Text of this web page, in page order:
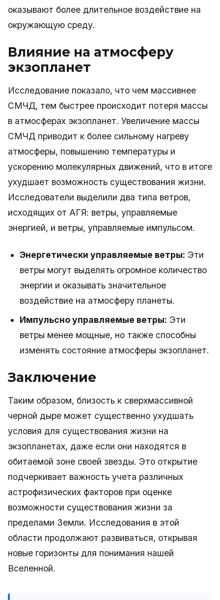
оказывают более длительное воздействие на
окружающую среду.
Влияние на атмосферу
экзопланет
Исследование показало, что чем массивнее
СМЧД, тем быстрее происходит потеря массы
в атмосферах экзопланет. Увеличение массы
СМЧД приводит к более сильному нагреву
атмосферы, повышению температуры и
ускорению молекулярных движений, что в итоге
ухудшает возможность существования жизни.
Исследователи выделили два типа ветров,
исходящих от АГЯ: ветры, управляемые
энергией, и ветры, управляемые импульсом.
Энергетически управляемые ветры: Эти
ветры могут выделять огромное количество
энергии и оказывать значительное
воздействие на атмосферу планеты.
Импульсно управляемые ветры: Эти
ветры менее мощные, но также способны
изменять состояние атмосферы экзопланет.
Заключение
Таким образом, близость к сверхмассивной
черной дыре может существенно ухудшать
условия для существования жизни на
экзопланетах, даже если они находятся в
обитаемой зоне своей звезды. Это открытие
подчеркивает важность учета различных
астрофизических факторов при оценке
возможности существования жизни за
пределами Земли. Исследования в этой
области продолжают развиваться, открывая
новые горизонты для понимания нашей
Вселенной.